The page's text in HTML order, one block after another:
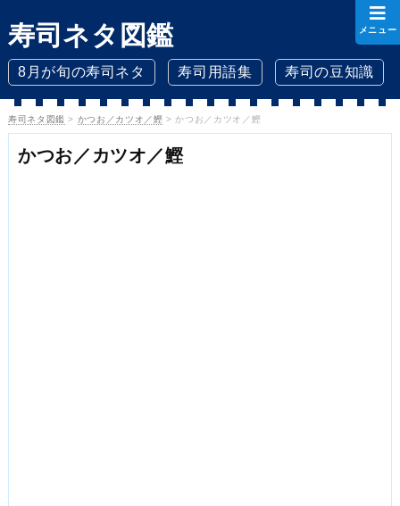
寿司ネタ図鑑
8月が旬の寿司ネタ 寿司用語集 寿司の豆知識
寿司ネタ図鑑 > かつお／カツオ／鰹 > かつお／カツオ／鰹
かつお／カツオ／鰹
メニュー